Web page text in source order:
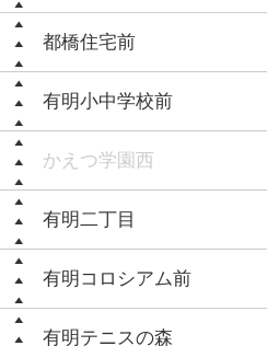
都橋住宅前
有明小中学校前
かえつ学園西
有明二丁目
有明コロシアム前
有明テニスの森